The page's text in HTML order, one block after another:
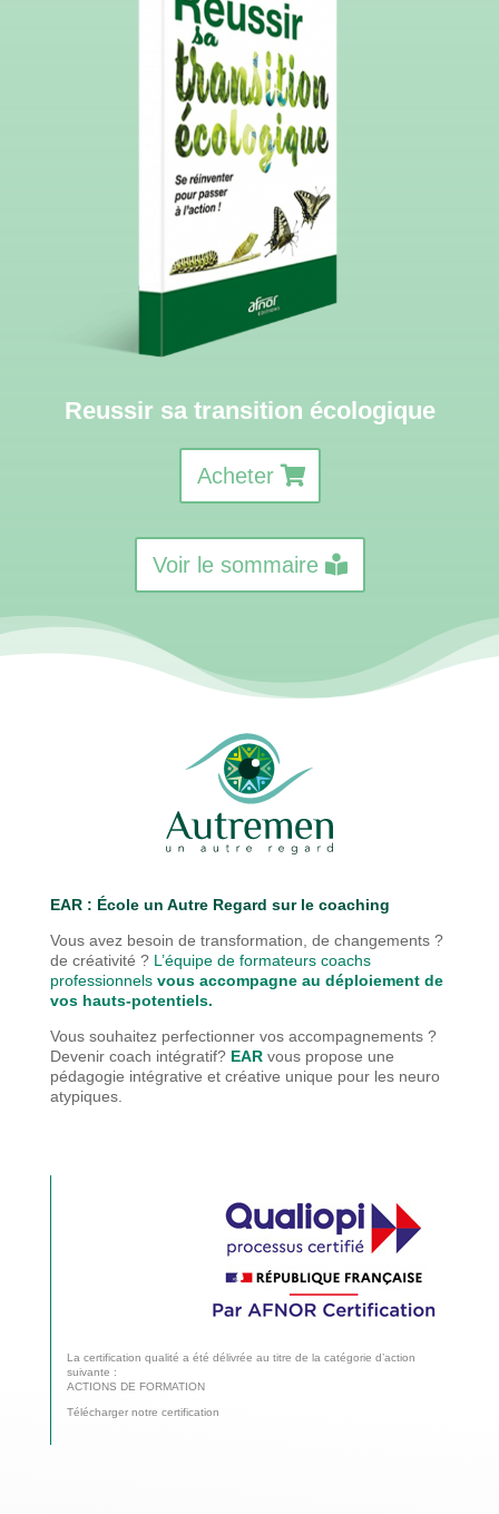
Reussir sa transition écologique
Acheter
Voir le sommaire
EAR : École un Autre Regard sur le coaching
Vous avez besoin de transformation, de changements ?
de créativité ? L’équipe de formateurs coachs
professionnels vous accompagne au déploiement de
vos hauts-potentiels.
Vous souhaitez perfectionner vos accompagnements ?
Devenir coach intégratif? EAR vous propose une
pédagogie intégrative et créative unique pour les neuro
atypiques.
La certification qualité a été délivrée au titre de la catégorie d’action
suivante :
ACTIONS DE FORMATION
Télécharger notre certification